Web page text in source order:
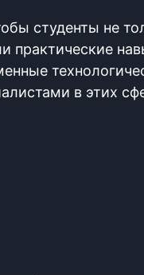
студенты не
практические
в этих